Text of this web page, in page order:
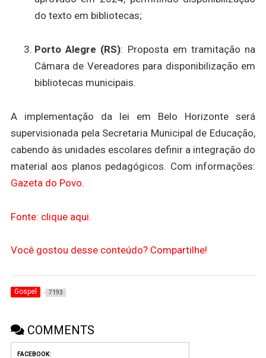
do texto em bibliotecas;
Porto Alegre (RS): Proposta em tramitação na
Câmara de Vereadores para disponibilização em
bibliotecas municipais.
A implementação da lei em Belo Horizonte será
supervisionada pela Secretaria Municipal de Educação,
cabendo às unidades escolares definir a integração do
material aos planos pedagógicos. Com informações:
Gazeta do Povo.
Fonte: clique aqui.
Você gostou desse conteúdo? Compartilhe!
Gospel 7193
COMMENTS
FACEBOOK: